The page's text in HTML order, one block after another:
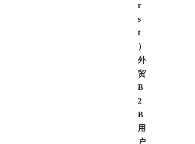
r
s
t
）
外
贸
B
2
B
用
户